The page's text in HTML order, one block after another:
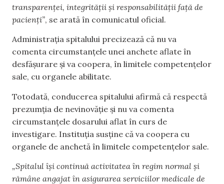
transparenței, integrității și responsabilității față de
pacienți”, se arată în comunicatul oficial.
Administrația spitalului precizează că nu va
comenta circumstanțele unei anchete aflate în
desfășurare și va coopera, în limitele competențelor
sale, cu organele abilitate.
Totodată, conducerea spitalului afirmă că respectă
prezumția de nevinovăție și nu va comenta
circumstanțele dosarului aflat în curs de
investigare. Instituția susține că va coopera cu
organele de anchetă în limitele competențelor sale.
„Spitalul își continuă activitatea în regim normal și
rămâne angajat în asigurarea serviciilor medicale de